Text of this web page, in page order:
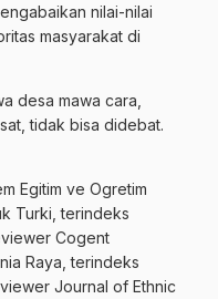
nilai-nilai
masyarakat di
desa mawa cara,
tidak bisa didebat.
Egitim ve Ogretim
Turki, terindeks
Cogent
Raya, terindeks
Journal of Ethnic